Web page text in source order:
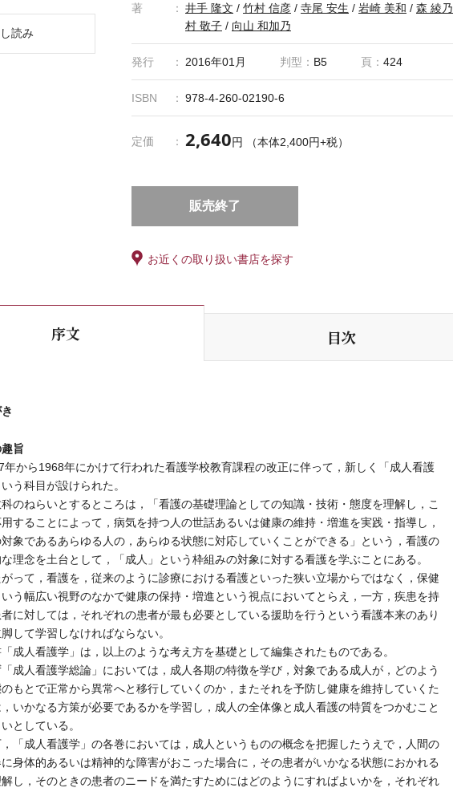
読み
脚注、「関連する看護技術」を充実させました。
＊「系統看護学講座」は2018年版より新デザインとなりました。
著 井手 隆文 / 竹村 信彦 / 寺尾 安生 / 岩崎 美和 / 森 綾乃
村 敬子 / 向山 和加乃
発行 2016年01月 判型： B5 頁： 424
ISBN 978-4-260-02190-6
定価 2,640円 （本体2,400円+税）
販売終了
お近くの取り扱い書店を探す
序文 目次
旨
から1968年にかけて行われた看護学校教育課程の改正に伴って，新しく「成人看護
う科目が設けられた。
のねらいとするところは，「看護の基礎理論としての知識・技術・態度を理解し，こ
することによって，病気を持つ人の世話あるいは健康の維持・増進を実践・指導し，
象であるあらゆる人の，あらゆる状態に対応していくことができる」という，看護の
理念を土台として，「成人」という枠組みの対象に対する看護を学ぶことにある。
って，看護を，従来のように診療における看護といった狭い立場からではなく，保健
いう幅広い視野のなかで健康の保持・増進という視点においてとらえ，一方，疾患を持
者に対しては，それぞれの患者が最も必要としている援助を行うという看護本来のあり
して学習しなければならない。
成人看護学」は，以上のような考え方を基礎として編集されたものである。
成人看護学総論」においては，成人各期の特徴を学び，対象である成人が，どのよう
もとで正常から異常へと移行していくのか，またそれを予防し健康を維持していくた
いかなる方策が必要であるかを学習し，成人の全体像と成人看護の特質をつかむこと
としている。
「成人看護学」の各巻においては，成人というものの概念を把握したうえで，人間の
身体的あるいは精神的な障害がおこった場合に，その患者がいかなる状態におかれる
し，そのときの患者のニードを満たすためにはどのようにすればよいかを，それぞれ